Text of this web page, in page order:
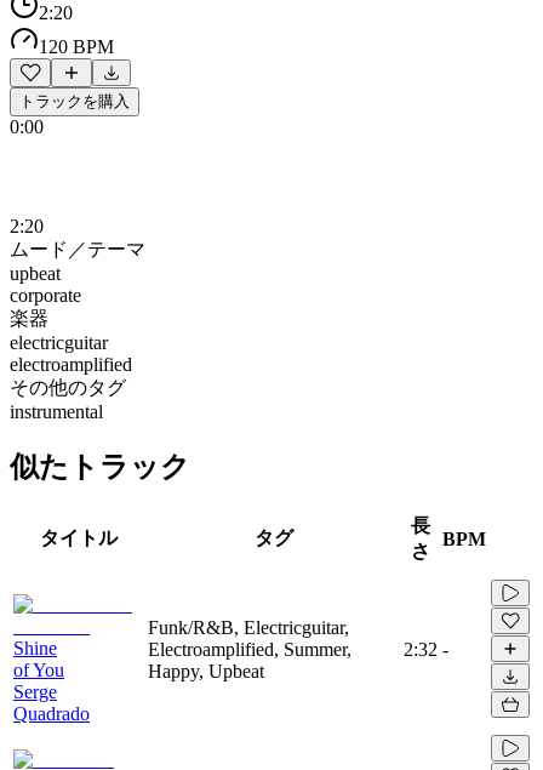
2:20
120 BPM
トラックを購入
0:00
2:20
ムード／テーマ
upbeat
corporate
楽器
electricguitar
electroamplified
その他のタグ
instrumental
似たトラック
タイトル タグ
長
さ
BPM
Shine
of You
Serge
Quadrado
Funk/R&B, Electricguitar,
Electroamplified, Summer,
Happy, Upbeat
2:32 -